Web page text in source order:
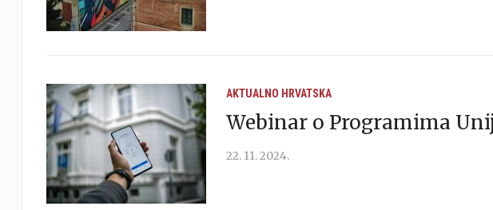
AKTUALNO HRVATSKA
Webinar o Programima
22. 11. 2024.